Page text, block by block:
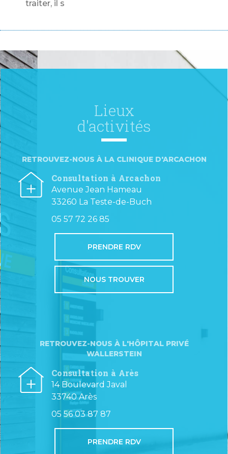
traiter, il s
Lieux
d'activités
RETROUVEZ-NOUS À LA CLINIQUE D'ARCACHON
Consultation à Arcachon
Avenue Jean Hameau
33260 La Teste-de-Buch
05 57 72 26 85
PRENDRE RDV
NOUS TROUVER
RETROUVEZ-NOUS À L'HÔPITAL PRIVÉ
WALLERSTEIN
Consultation à Arès
14 Boulevard Javal
33740 Arès
05 56 03 87 87
PRENDRE RDV